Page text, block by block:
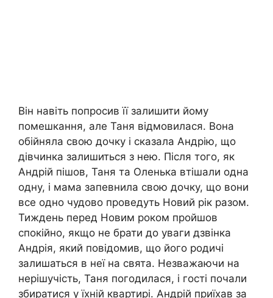
Він навіть попросив її залишити йому
помешкання, але Таня відмовилася. Вона
обійняла свою дочку і сказала Андрію, що
дівчинка залишиться з нею. Після того, як
Андрій пішов, Таня та Оленька втішали одна
одну, і мама запевнила свою дочку, що вони
все одно чудово проведуть Новий рік разом.
Тиждень перед Новим роком пройшов
спокійно, якщо не брати до уваги дзвінка
Андрія, який повідомив, що його родичі
залишаться в неї на свята. Незважаючи на
нерішучість, Таня погодилася, і гості почали
збиратися у їхній квартирі. Андрій приїхав за